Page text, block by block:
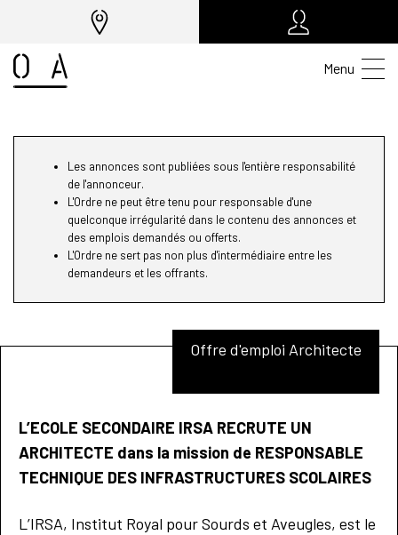
Menu
Les annonces sont publiées sous l'entière responsabilité
de l'annonceur.
L'Ordre ne peut être tenu pour responsable d'une
quelconque irrégularité dans le contenu des annonces et
des emplois demandés ou offerts.
L'Ordre ne sert pas non plus d'intermédiaire entre les
demandeurs et les offrants.
Offre d'emploi Architecte
L’ECOLE SECONDAIRE IRSA RECRUTE UN
ARCHITECTE dans la mission de RESPONSABLE
TECHNIQUE DES INFRASTRUCTURES SCOLAIRES
L’IRSA, Institut Royal pour Sourds et Aveugles, est le